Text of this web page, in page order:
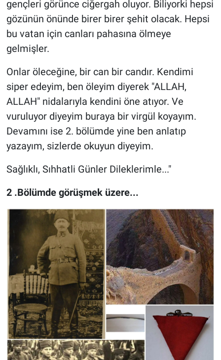
gençleri görünce ciğergah oluyor. Biliyorki hepsi
gözünün önünde birer birer şehit olacak. Hepsi
bu vatan için canları pahasına ölmeye
gelmişler.
Onlar öleceğine, bir can bir candır. Kendimi
siper edeyim, ben öleyim diyerek "ALLAH,
ALLAH" nidalarıyla kendini öne atıyor. Ve
vuruluyor diyeyim buraya bir virgül koyayım.
Devamını ise 2. bölümde yine ben anlatıp
yazayım, sizlerde okuyun diyeyim.
Sağlıklı, Sıhhatli Günler Dileklerimle..."
2 .Bölümde görüşmek üzere...